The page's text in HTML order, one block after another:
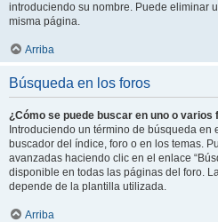
introduciendo su nombre. Puede eliminar
misma página.
Arriba
Búsqueda en los foros
¿Cómo se puede buscar en uno o varios
Introduciendo un término de búsqueda en
buscador del índice, foro o en los temas.
avanzadas haciendo clic en el enlace
disponible en todas las páginas del foro.
depende de la plantilla utilizada.
Arriba